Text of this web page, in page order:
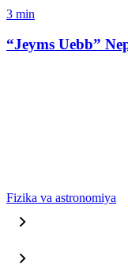
3 min
“Jeyms Uebb”
Fizika va astronomiya